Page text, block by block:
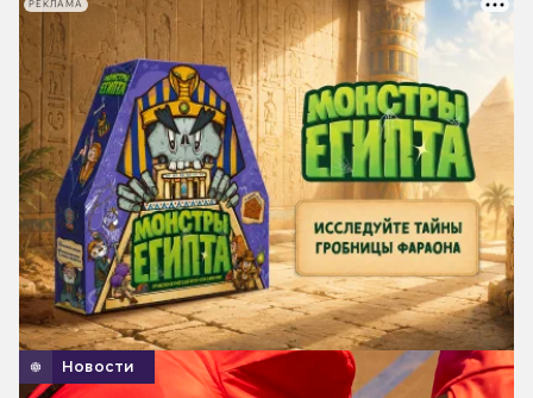
Новости
РЕКЛАМА